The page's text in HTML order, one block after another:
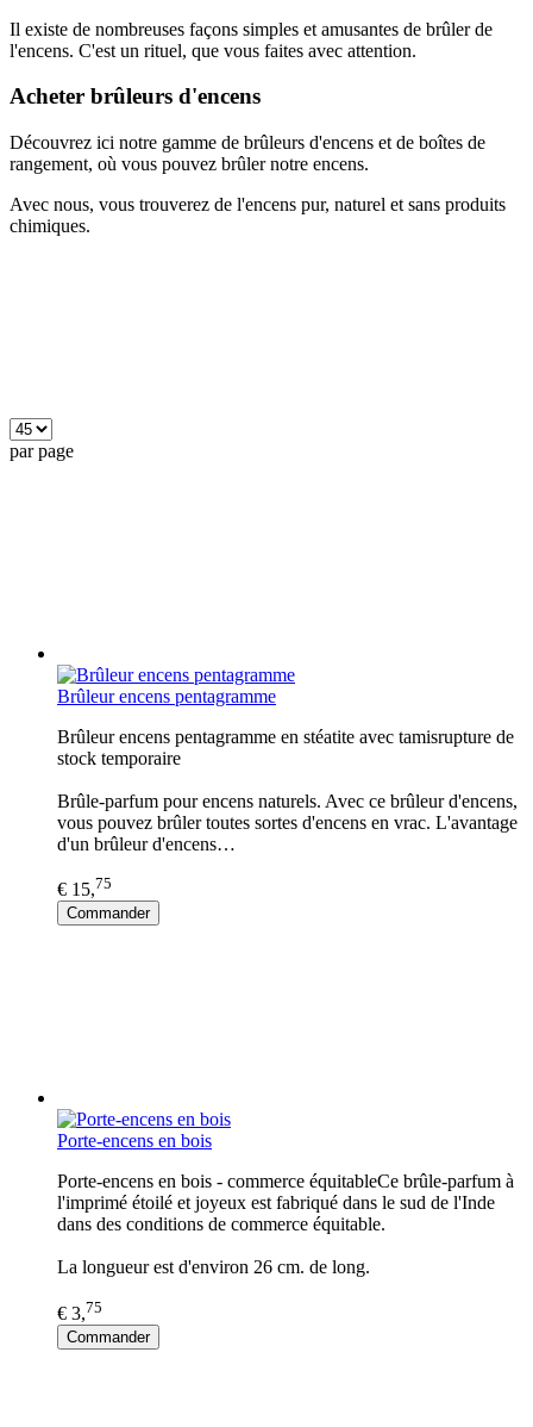
Il existe de nombreuses façons simples et amusantes de brûler de
l'encens. C'est un rituel, que vous faites avec attention.
Acheter brûleurs d'encens
Découvrez ici notre gamme de brûleurs d'encens et de boîtes de
rangement, où vous pouvez brûler notre encens.
Avec nous, vous trouverez de l'encens pur, naturel et sans produits
chimiques.
par page
Brûleur encens pentagramme
Brûleur encens pentagramme en stéatite avec tamisrupture de
stock temporaire
Brûle-parfum pour encens naturels. Avec ce brûleur d'encens,
vous pouvez brûler toutes sortes d'encens en vrac. L'avantage
d'un brûleur d'encens…
€ 15,75
Commander
Porte-encens en bois
Porte-encens en bois - commerce équitableCe brûle-parfum à
l'imprimé étoilé et joyeux est fabriqué dans le sud de l'Inde
dans des conditions de commerce équitable.
La longueur est d'environ 26 cm. de long.
€ 3,75
Commander